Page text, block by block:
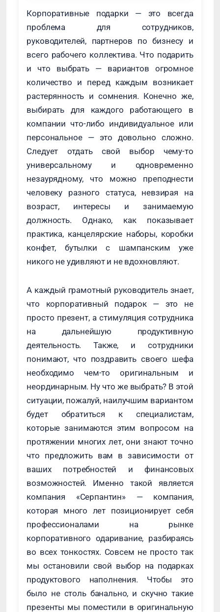
Корпоративные подарки — это всегда
проблема для сотрудников,
руководителей, партнеров по бизнесу и
всего рабочего коллектива. Что подарить
и что выбрать — вариантов огромное
количество и перед каждым возникает
растерянность и сомнения. Конечно же,
выбирать для каждого работающего в
компании что-либо индивидуальное или
персональное — это довольно сложно.
Следует отдать свой выбор чему-то
универсальному и одновременно
незаурядному, что можно преподнести
человеку разного статуса, невзирая на
возраст, интересы и занимаемую
должность. Однако, как показывает
практика, канцелярские наборы, коробки
конфет, бутылки с шампанским уже
никого не удивляют и не вдохновляют.
А каждый грамотный руководитель знает,
что корпоративный подарок — это не
просто презент, а стимуляция сотрудника
на дальнейшую продуктивную
деятельность. Также, и сотрудники
понимают, что поздравить своего шефа
необходимо чем-то оригинальным и
неординарным. Ну что же выбрать? В этой
ситуации, пожалуй, наилучшим вариантом
будет обратиться к специалистам,
которые занимаются этим вопросом на
протяжении многих лет, они знают точно
что предложить вам в зависимости от
ваших потребностей и финансовых
возможностей. Именно такой является
компания «Серпантин» — компания,
которая много лет позиционирует себя
профессионалами на рынке
корпоративного одаривание, разбираясь
во всех тонкостях. Совсем не просто так
мы остановили свой выбор на подарках
продуктового наполнения. Чтобы это
было не столь банально, и скучно такие
презенты мы поместили в оригинальную